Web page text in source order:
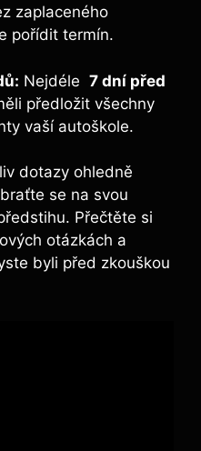
zaplaceného
pořídit ⁢termín.
​Nejdéle ‍ 7 ​dní před
předložit všechny
vaší⁤ autoškole.
dotazy ohledně
se na svou
⁢Přečtěte si
otázkách a
byli před ‌zkouškou